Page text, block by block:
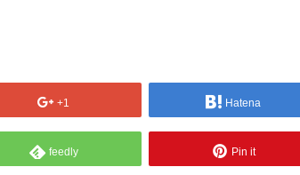
+1 Hatena
feedly Pin it